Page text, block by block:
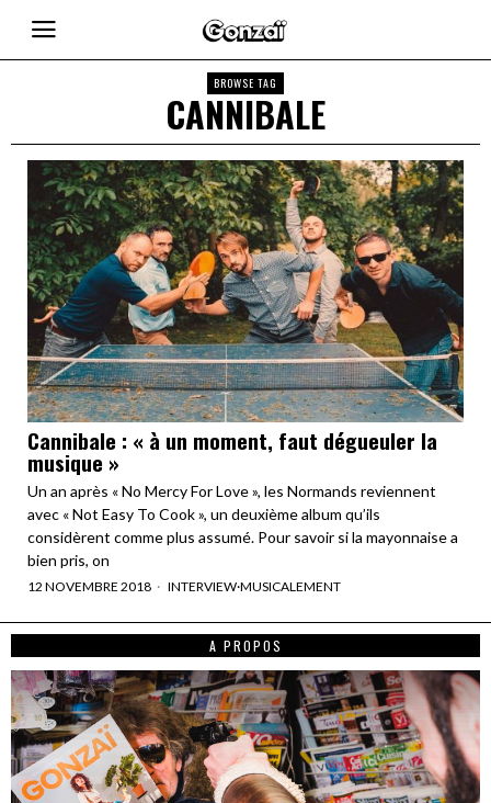
BROWSE TAG
CANNIBALE
Cannibale : « à un moment, faut dégueuler la
musique »
Un an après « No Mercy For Love », les Normands reviennent
avec « Not Easy To Cook », un deuxième album qu’ils
considèrent comme plus assumé. Pour savoir si la mayonnaise a
bien pris, on
12 NOVEMBRE 2018 INTERVIEW·MUSICALEMENT
A PROPOS